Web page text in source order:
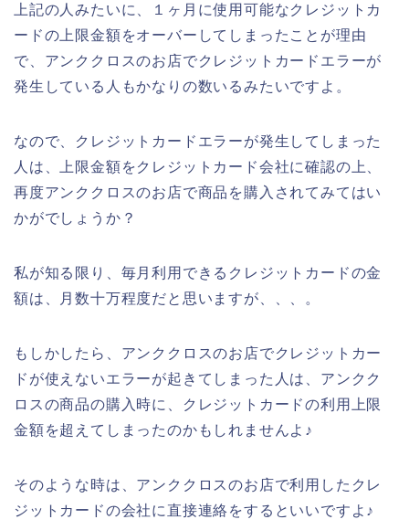
上記の人みたいに、１ヶ月に使用可能なクレジットカ
ードの上限金額をオーバーしてしまったことが理由
で、アンククロスのお店でクレジットカードエラーが
発生している人もかなりの数いるみたいですよ。
なので、クレジットカードエラーが発生してしまった
人は、上限金額をクレジットカード会社に確認の上、
再度アンククロスのお店で商品を購入されてみてはい
かがでしょうか？
私が知る限り、毎月利用できるクレジットカードの金
額は、月数十万程度だと思いますが、、、。
もしかしたら、アンククロスのお店でクレジットカー
ドが使えないエラーが起きてしまった人は、アンクク
ロスの商品の購入時に、クレジットカードの利用上限
金額を超えてしまったのかもしれませんよ♪
そのような時は、アンククロスのお店で利用したクレ
ジットカードの会社に直接連絡をするといいですよ♪